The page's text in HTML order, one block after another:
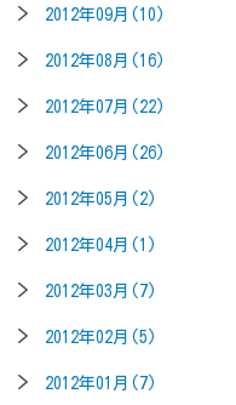
2012年09月(10)
2012年08月(16)
2012年07月(22)
2012年06月(26)
2012年05月(2)
2012年04月(1)
2012年03月(7)
2012年02月(5)
2012年01月(7)